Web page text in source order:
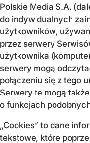
Polskie Media S.A.
do indywidualnych
użytkowników,
przez serwery
użytkownika
serwery mogą
połączeniu się z tego
Serwery te mogą
o funkcjach
„Cookies” to dane
tekstowe, które